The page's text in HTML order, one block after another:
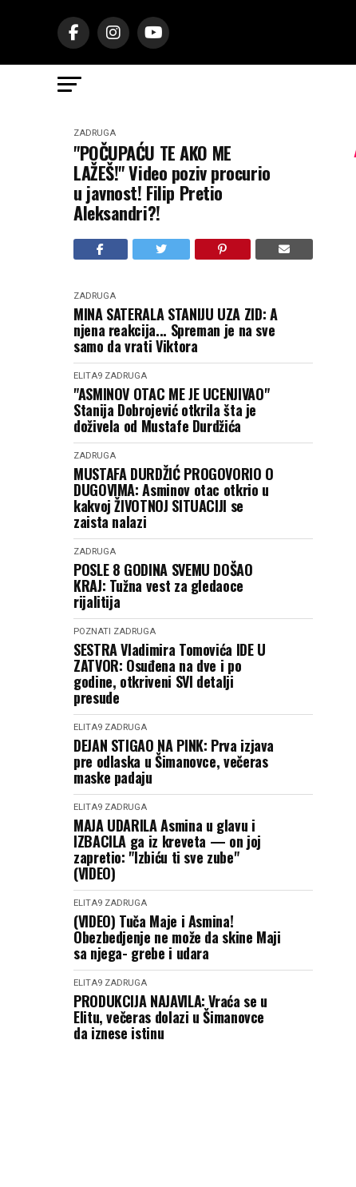
ZADRUGA
"POČUPAĆU TE AKO ME
LAŽEŠ!" Video poziv procurio
u javnost! Filip Pretio
Aleksandri?!
ZADRUGA
MINA SATERALA STANIJU UZA ZID: A
njena reakcija... Spreman je na sve
samo da vrati Viktora
ELITA9 ZADRUGA
"ASMINOV OTAC ME JE UCENJIVAO"
Stanija Dobrojević otkrila šta je
doživela od Mustafe Durdžića
ZADRUGA
MUSTAFA DURDŽIĆ PROGOVORIO O
DUGOVIMA: Asminov otac otkrio u
kakvoj ŽIVOTNOJ SITUACIJI se
zaista nalazi
ZADRUGA
POSLE 8 GODINA SVEMU DOŠAO
KRAJ: Tužna vest za gledaoce
rijalitija
POZNATI ZADRUGA
SESTRA Vladimira Tomovića IDE U
ZATVOR: Osuđena na dve i po
godine, otkriveni SVI detalji
presude
ELITA9 ZADRUGA
DEJAN STIGAO NA PINK: Prva izjava
pre odlaska u Šimanovce, večeras
maske padaju
ELITA9 ZADRUGA
MAJA UDARILA Asmina u glavu i
IZBACILA ga iz kreveta — on joj
zapretio: "Izbiću ti sve zube"
(VIDEO)
ELITA9 ZADRUGA
(VIDEO) Tuča Maje i Asmina!
Obezbedjenje ne može da skine Maji
sa njega- grebe i udara
ELITA9 ZADRUGA
PRODUKCIJA NAJAVILA: Vraća se u
Elitu, večeras dolazi u Šimanovce
da iznese istinu